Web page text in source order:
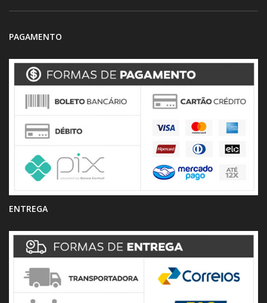
PAGAMENTO
ENTREGA